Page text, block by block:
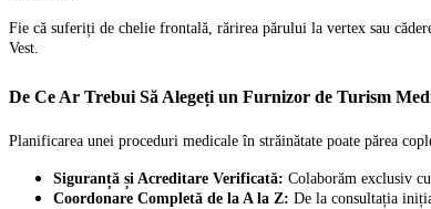
Fie că suferiți de chelie frontală, rărirea părului la vertex sau
Vest.
De Ce Ar Trebui Să Alegeți un Furnizor de Turism
Planificarea unei proceduri medicale în străinătate poate părea
Siguranță și Acreditare Verificată: Colaborăm exclusiv
Coordonare Completă de la A la Z: De la consultația